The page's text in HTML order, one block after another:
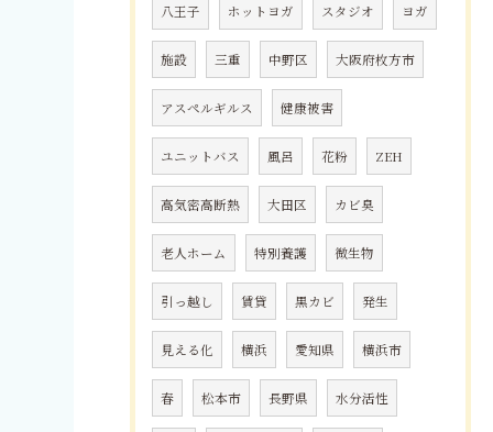
八王子 ホットヨガ スタジオ ヨガ
施設 三重 中野区 大阪府枚方市
アスペルギルス 健康被害
ユニットバス 風呂 花粉 ZEH
高気密高断熱 大田区 カビ臭
老人ホーム 特別養護 微生物
引っ越し 賃貸 黒カビ 発生
見える化 横浜 愛知県 横浜市
春 松本市 長野県 水分活性